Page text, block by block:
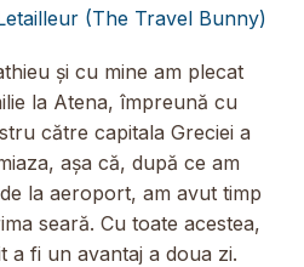
(The Travel Bunny)
și cu mine am plecat
la Atena, împreună cu
către capitala Greciei a
așa că, după ce am
la aeroport, am avut timp
seară. Cu toate acestea,
a fi un avantaj a doua zi.